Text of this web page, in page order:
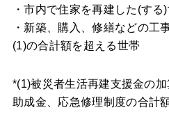
・市内で住家を再建した(する
・新築、購入、修繕などの工
(1)の合計額を超える世帯
*(1)被災者生活再建支援金の
助成金、応急修理制度の合計